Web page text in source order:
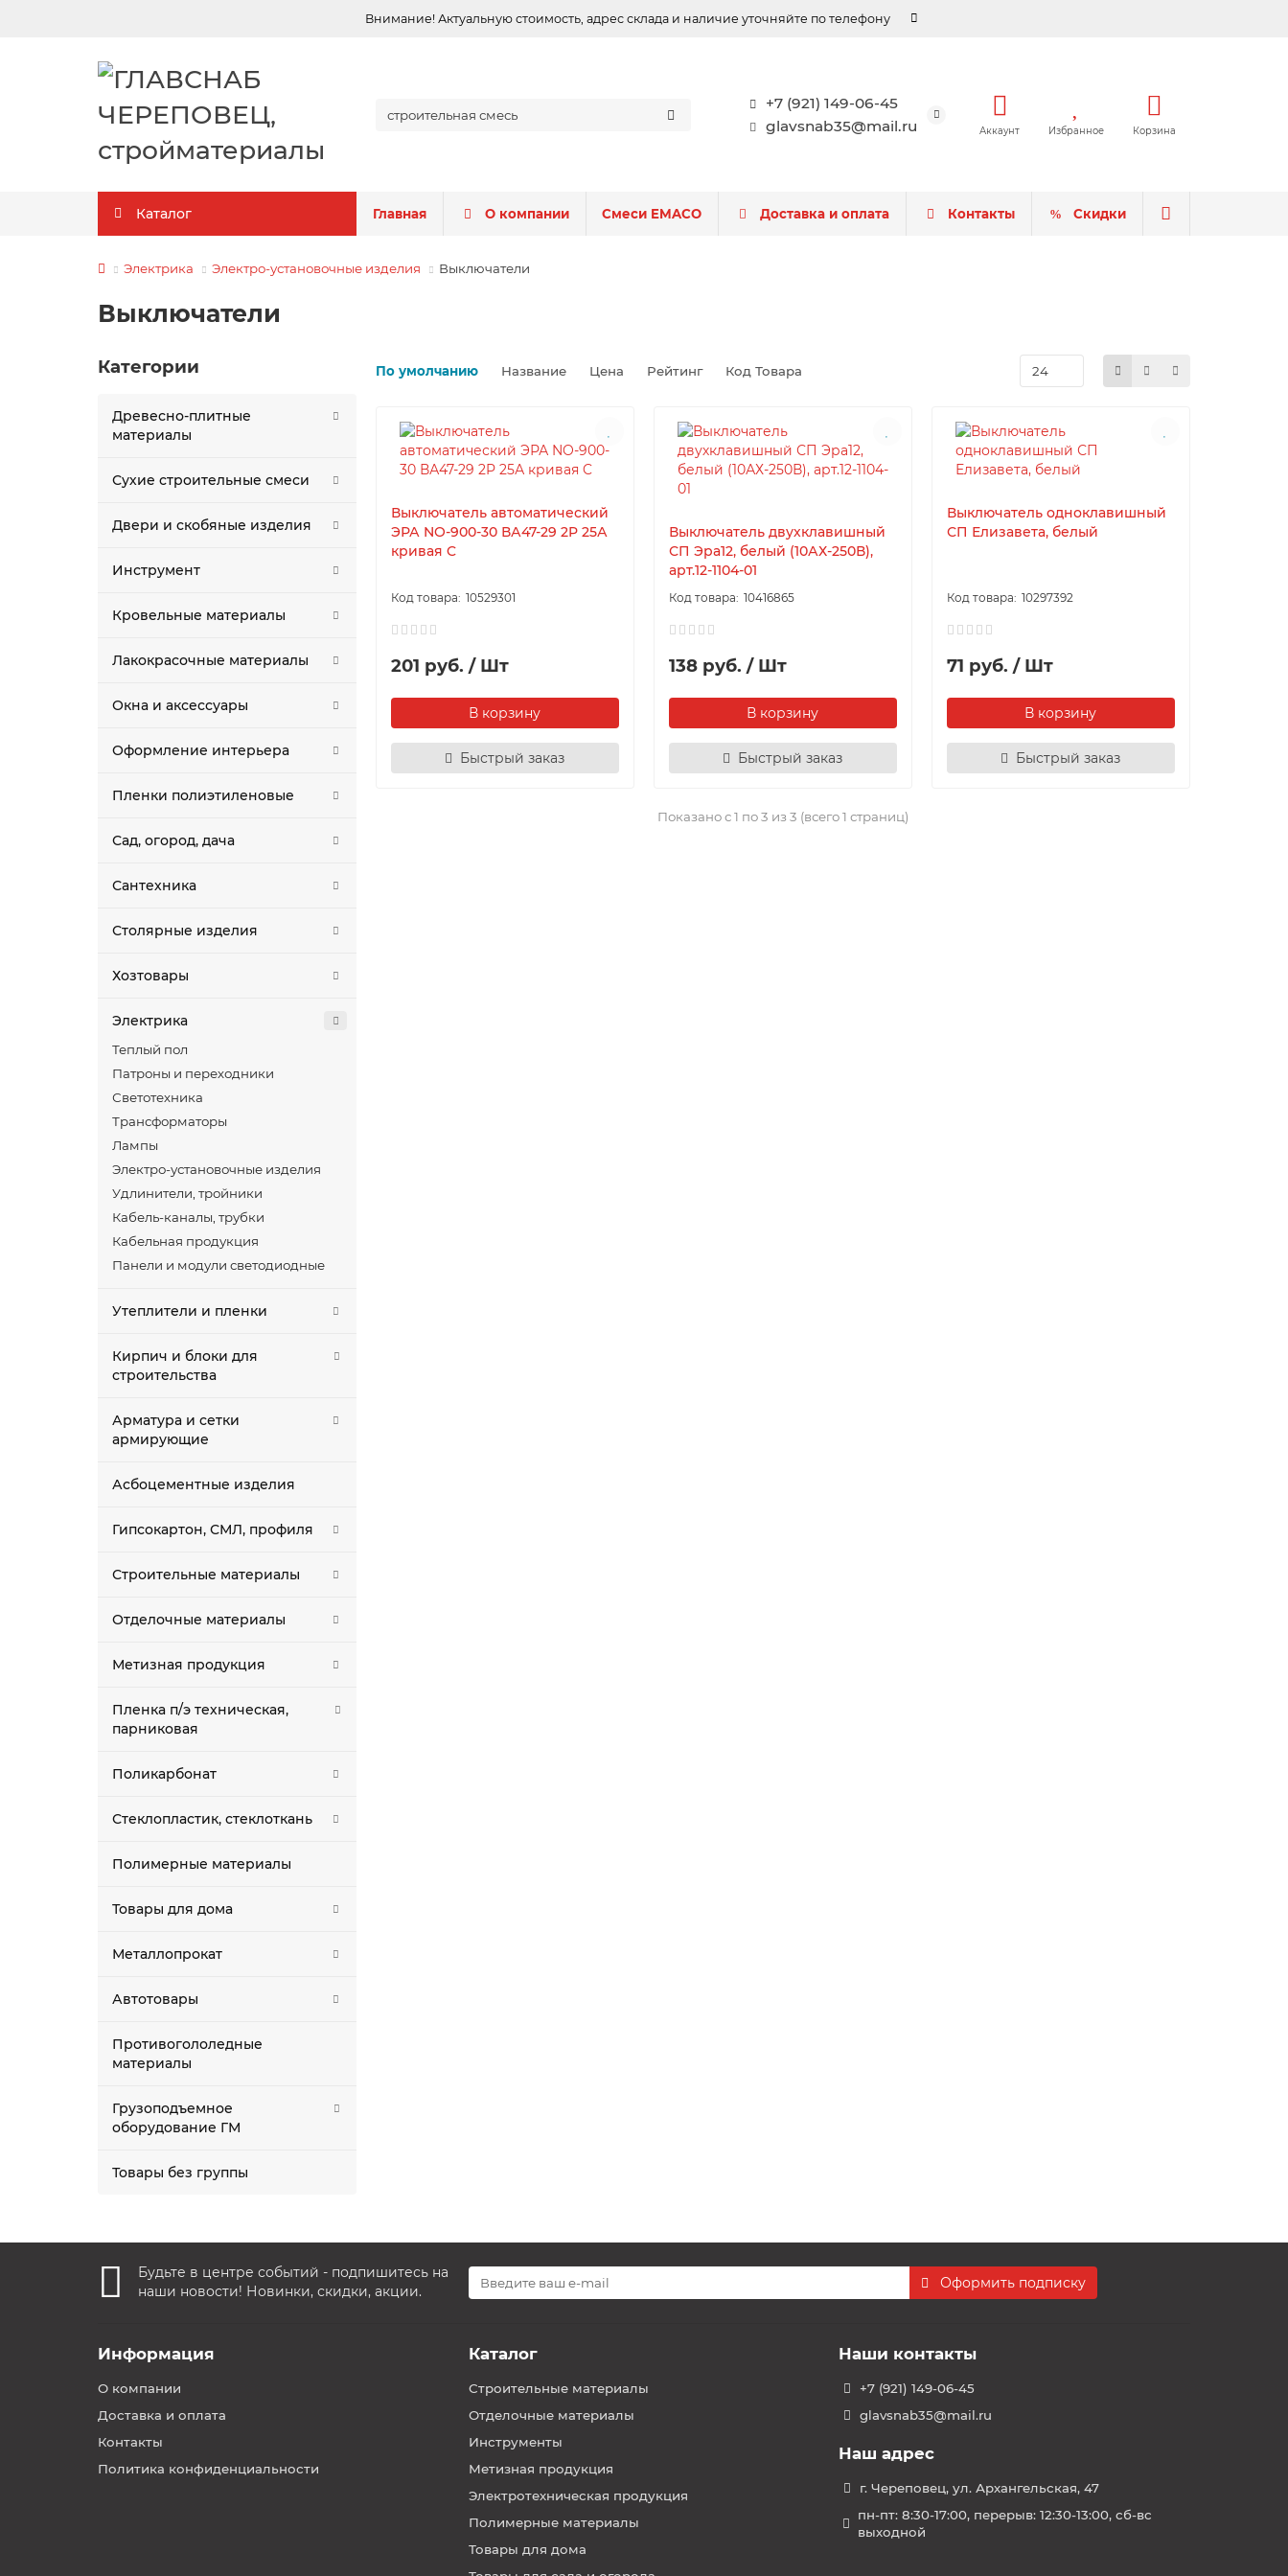
Внимание! Актуальную стоимость, адрес склада и наличие уточняйте по телефону
+7 (921) 149-06-45
glavsnab35@mail.ru
Аккаунт Избранное Корзина
Каталог Главная О компании Смеси EMACO Доставка и оплата Контакты Скидки
Электрика Электро-установочные изделия Выключатели
Выключатели
Категории
Древесно-плитные
материалы
Сухие строительные смеси
Двери и скобяные изделия
Инструмент
Кровельные материалы
Лакокрасочные материалы
Окна и аксессуары
Оформление интерьера
Пленки полиэтиленовые
Сад, огород, дача
Сантехника
Столярные изделия
Хозтовары
Электрика
Теплый пол
Патроны и переходники
Светотехника
Трансформаторы
Лампы
Электро-установочные изделия
Удлинители, тройники
Кабель-каналы, трубки
Кабельная продукция
Панели и модули светодиодные
Утеплители и пленки
Кирпич и блоки для
строительства
Арматура и сетки
армирующие
Асбоцементные изделия
Гипсокартон, СМЛ, профиля
Строительные материалы
Отделочные материалы
Метизная продукция
Пленка п/э техническая,
парниковая
Поликарбонат
Стеклопластик, стеклоткань
Полимерные материалы
Товары для дома
Металлопрокат
Автотовары
Противогололедные
материалы
Грузоподъемное
оборудование ГМ
Товары без группы
По умолчанию Название Цена Рейтинг Код Товара
Выключатель автоматический
ЭРА NO-900-30 ВА47-29 2P 25А
кривая C
10529301
201 руб. / Шт
В корзину
Быстрый заказ
Выключатель двухклавишный
СП Эра12, белый (10АХ-250В),
арт.12-1104-01
10416865
138 руб. / Шт
В корзину
Быстрый заказ
Выключатель одноклавишный
СП Елизавета, белый
10297392
71 руб. / Шт
В корзину
Быстрый заказ
Показано с 1 по 3 из 3 (всего 1 страниц)
Будьте в центре событий - подпишитесь на
наши новости! Новинки, скидки, акции.
Оформить подписку
Информация
О компании
Доставка и оплата
Контакты
Политика конфиденциальности
Каталог
Строительные материалы
Отделочные материалы
Инструменты
Метизная продукция
Электротехническая продукция
Полимерные материалы
Товары для дома
Наши контакты
+7 (921) 149-06-45
glavsnab35@mail.ru
Наш адрес
г. Череповец, ул. Архангельская, 47
пн-пт: 8:30-17:00, перерыв: 12:30-13:00, сб-вс
выходной